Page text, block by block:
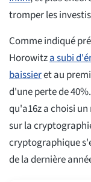
tromper les
Comme indiqué
Horowitza subi
baissieret au
d'une perte de
qu'a16z a choisi
sur la
cryptographique
de la dernière